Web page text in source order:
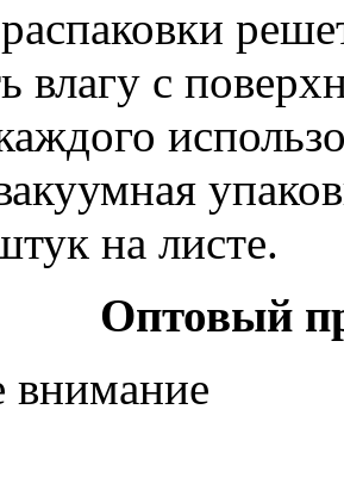
влагу с
на листе.
Оптовый
внимание